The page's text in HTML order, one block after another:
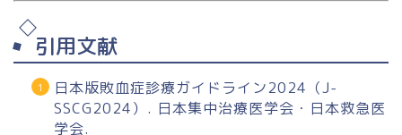
引用文献
日本版敗血症診療ガイドライン2024（J-
SSCG2024）. 日本集中治療医学会・日本救急医
学会.